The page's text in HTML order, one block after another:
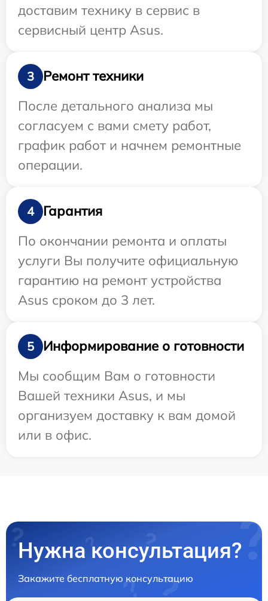
доставим технику в сервис в
сервисный центр Asus.
3
Ремонт техники
После детального анализа мы
согласуем с вами смету работ,
график работ и начнем ремонтные
операции.
4
Гарантия
По окончании ремонта и оплаты
услуги Вы получите официальную
гарантию на ремонт устройства
Asus сроком до 3 лет.
5
Информирование о готовности
Мы сообщим Вам о готовности
Вашей техники Asus, и мы
организуем доставку к вам домой
или в офис.
Нужна консультация?
Закажите бесплатную консультацию